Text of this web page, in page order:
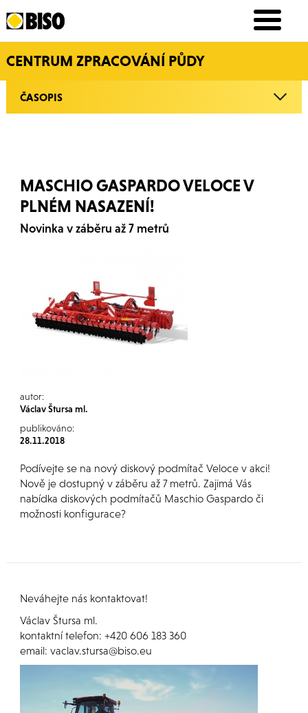
CENTRUM ZPRACOVÁNÍ PŮDY
ČASOPIS
MASCHIO GASPARDO VELOCE V
PLNÉM NASAZENÍ!
Novinka v záběru až 7 metrů
autor:
Václav Štursa ml.
publikováno:
28.11.2018
Podívejte se na nový diskový podmítač Veloce v akci!
Nově je dostupný v záběru až 7 metrů. Zajimá Vás
nabídka diskových podmítačů Maschio Gaspardo či
možnosti konfigurace?
Neváhejte nás kontaktovat!
Václav Štursa ml.
kontaktní telefon: +420 606 183 360
email: vaclav.stursa@biso.eu